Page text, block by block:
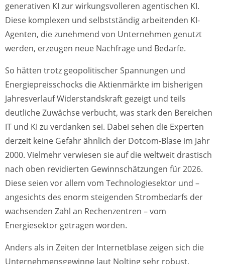
generativen KI zur wirkungsvolleren agentischen KI.
Diese komplexen und selbstständig arbeitenden KI-
Agenten, die zunehmend von Unternehmen genutzt
werden, erzeugen neue Nachfrage und Bedarfe.
So hätten trotz geopolitischer Spannungen und
Energiepreisschocks die Aktienmärkte im bisherigen
Jahresverlauf Widerstandskraft gezeigt und teils
deutliche Zuwächse verbucht, was stark den Bereichen
IT und KI zu verdanken sei. Dabei sehen die Experten
derzeit keine Gefahr ähnlich der Dotcom-Blase im Jahr
2000. Vielmehr verwiesen sie auf die weltweit drastisch
nach oben revidierten Gewinnschätzungen für 2026.
Diese seien vor allem vom Technologiesektor und –
angesichts des enorm steigenden Strombedarfs der
wachsenden Zahl an Rechenzentren – vom
Energiesektor getragen worden.
Anders als in Zeiten der Internetblase zeigen sich die
Unternehmensgewinne laut Nolting sehr robust.